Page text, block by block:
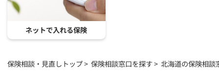
ネットで入れる保険
保険相談・見直しトップ 保険相談窓口を探す 北海道の保険相談